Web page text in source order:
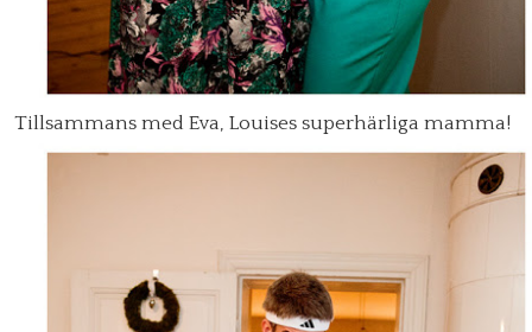
Tillsammans med Eva, Louises superhärliga mamma!